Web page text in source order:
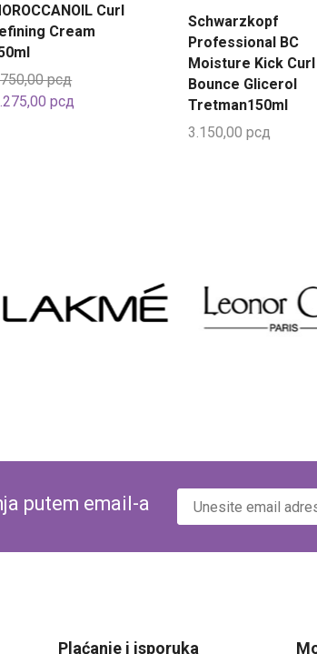
Curl
Cream
рсд
рсд
Schwarzkopf
Professional BC
Moisture Kick Curl
Bounce Glicerol
Tretman150ml
3.150,00рсд
putem email-a
Plaćanje i isporuka